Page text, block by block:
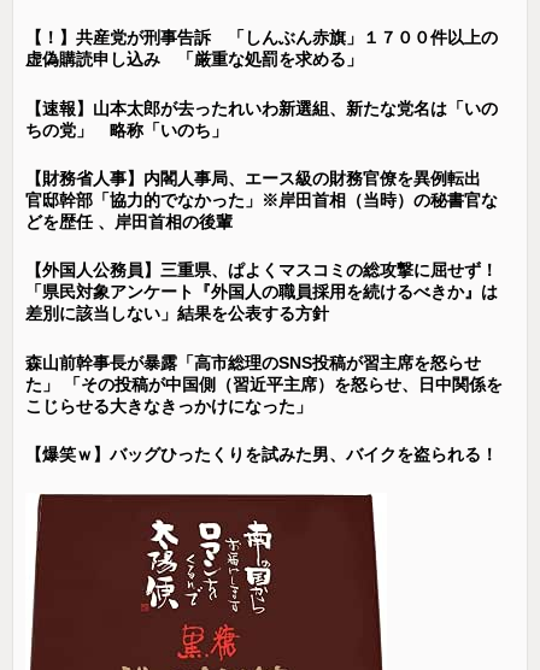
【！】共産党が刑事告訴 「しんぶん赤旗」１７００件以上の
虚偽購読申し込み 「厳重な処罰を求める」
【速報】山本太郎が去ったれいわ新選組、新たな党名は「いの
ちの党」 略称「いのち」
【財務省人事】内閣人事局、エース級の財務官僚を異例転出
官邸幹部「協力的でなかった」※岸田首相（当時）の秘書官な
どを歴任 、岸田首相の後輩
【外国人公務員】三重県、ぱよくマスコミの総攻撃に屈せず！
「県民対象アンケート『外国人の職員採用を続けるべきか』は
差別に該当しない」結果を公表する方針
森山前幹事長が暴露「高市総理のSNS投稿が習主席を怒らせ
た」 「その投稿が中国側（習近平主席）を怒らせ、日中関係を
こじらせる大きなきっかけになった」
【爆笑ｗ】バッグひったくりを試みた男、バイクを盗られる！